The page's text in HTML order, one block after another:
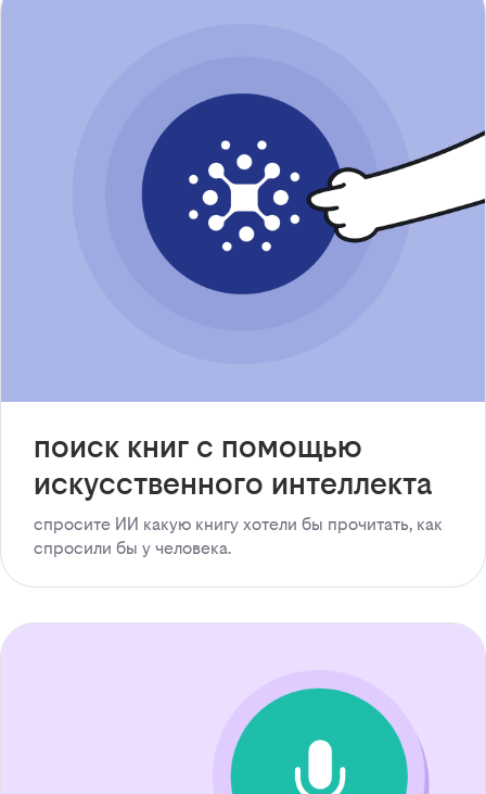
поиск книг с помощью
искусственного интеллекта
спросите ИИ какую книгу хотели бы прочитать, как
спросили бы у человека.